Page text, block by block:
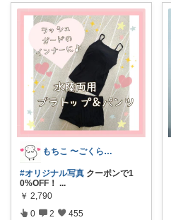
もちこ 〜ごくらく＆かわいい生活♪
#オリジナル写真 クーポンで1
0%OFF！ ...
￥ 2,790
0 2 455